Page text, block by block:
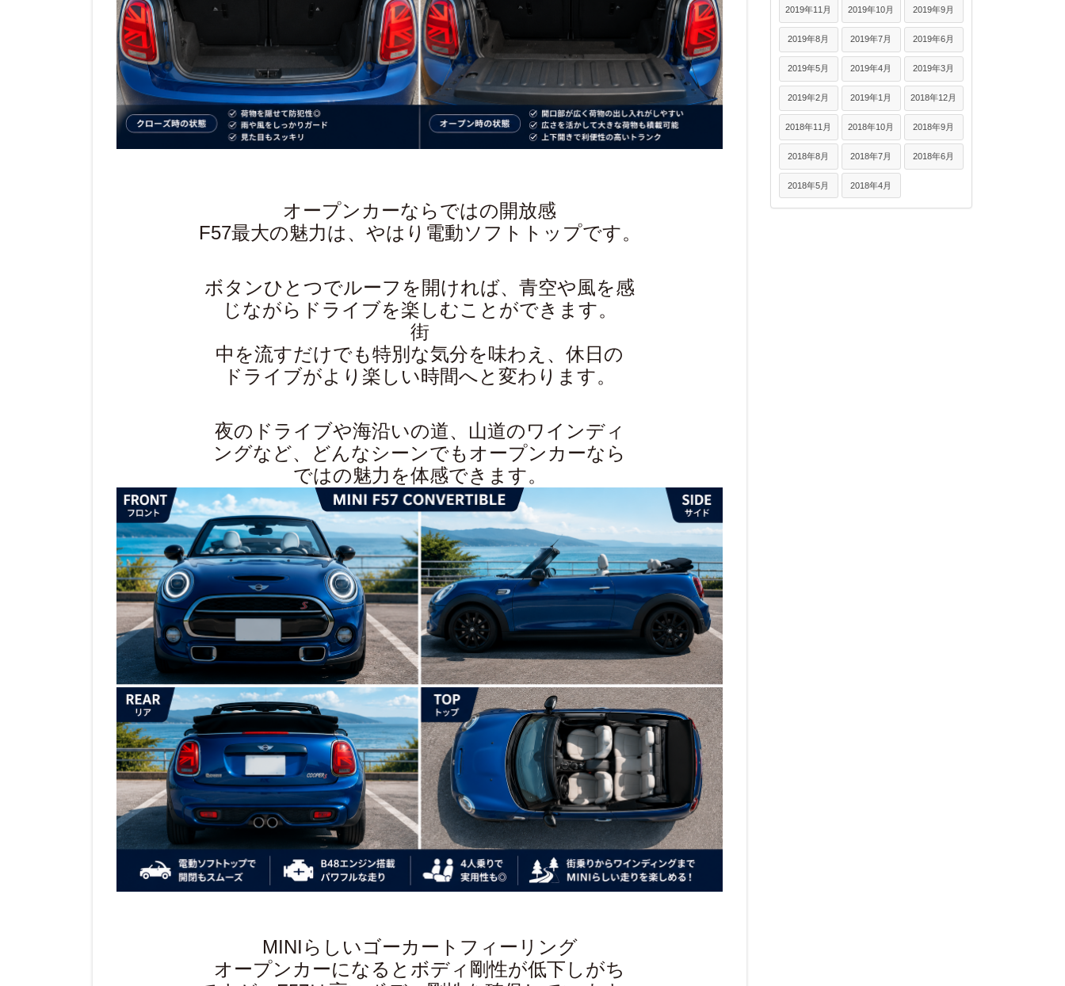
オープンカーならではの開放感
F57最大の魅力は、やはり電動ソフトトップです。
ボタンひとつでルーフを開ければ、青空や風を感
じながらドライブを楽しむことができます。
街
中を流すだけでも特別な気分を味わえ、休日の
ドライブがより楽しい時間へと変わります。
夜のドライブや海沿いの道、山道のワインディ
ングなど、どんなシーンでもオープンカーなら
ではの魅力を体感できます。
MINIらしいゴーカートフィーリング
オープンカーになるとボディ剛性が低下しがち
2019年11月 2019年10月 2019年9月
2019年8月 2019年7月 2019年6月
2019年5月 2019年4月 2019年3月
2019年2月 2019年1月 2018年12月
2018年11月 2018年10月 2018年9月
2018年8月 2018年7月 2018年6月
2018年5月 2018年4月